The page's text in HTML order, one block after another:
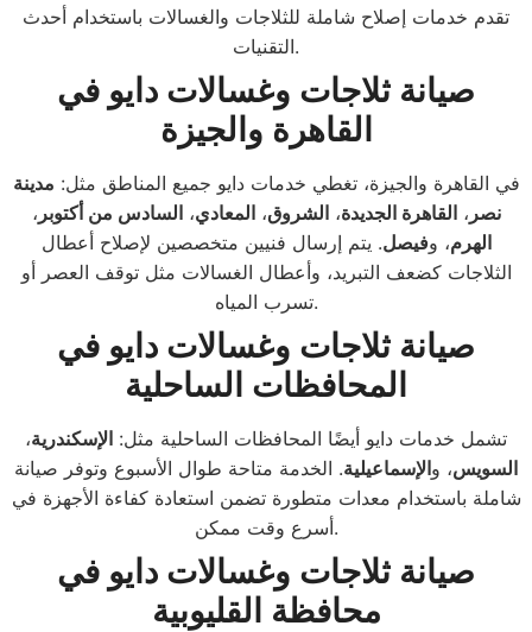
تقدم خدمات إصلاح شاملة للثلاجات والغسالات باستخدام أحدث
التقنيات.
صيانة ثلاجات وغسالات دايو في
القاهرة والجيزة
في القاهرة والجيزة، تغطي خدمات دايو جميع المناطق مثل: مدينة
نصر ،القاهرة الجديدة،الشروق،المعادي،السادس من أكتوبر ،
الهرم، وفيصل. يتم إرسال فنيين متخصصين لإصلاح أعطال
الثلاجات كضعف التبريد، وأعطال الغسالات مثل توقف العصر أو
تسرب المياه.
صيانة ثلاجات وغسالات دايو في
المحافظات الساحلية
تشمل خدمات دايو أيضًا المحافظات الساحلية مثل: الإسكندرية،
السويس، والإسماعيلية. الخدمة متاحة طوال الأسبوع وتوفر صيانة
شاملة باستخدام معدات متطورة تضمن استعادة كفاءة الأجهزة في
أسرع وقت ممكن.
صيانة ثلاجات وغسالات دايو في
محافظة القليوبية